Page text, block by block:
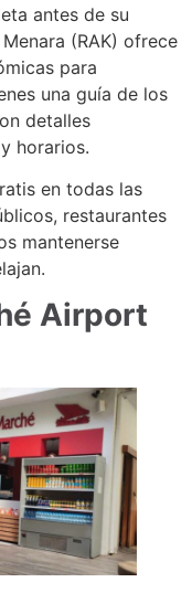
antes de su
(RAK) ofrece
para
una guía de los
detalles
horarios.
en todas las
restaurantes
mantenerse
Airport